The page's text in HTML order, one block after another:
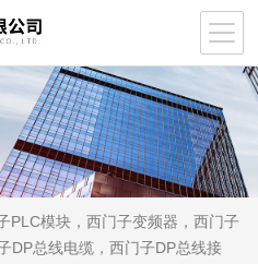
PLC模块，西门子变频器，西门子
DP总线电缆，西门子DP总线接